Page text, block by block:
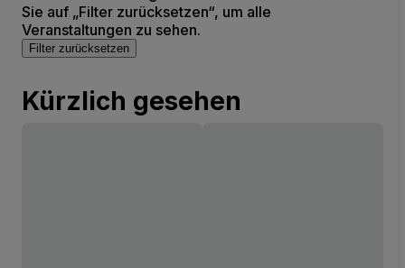
Sie auf „Filter zurücksetzen“, um alle
Veranstaltungen zu sehen.
Filter zurücksetzen
Kürzlich gesehen